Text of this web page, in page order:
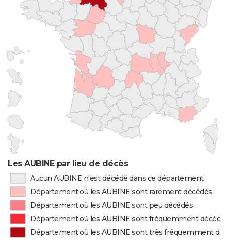
Les AUBINE par lieu de décès
Aucun AUBINE n'est décédé dans ce département
Département où les AUBINE sont rarement décédés
Département où les AUBINE sont peu décédés
Département où les AUBINE sont fréquemment
Département où les AUBINE sont très fréquemment